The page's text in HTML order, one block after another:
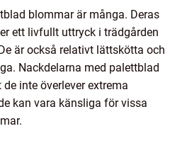
blommar är många. Deras
ett livfullt uttryck i trädgården
är också relativt lättskötta och
Nackdelarna med palettblad
inte överlever extrema
kan vara känsliga för vissa